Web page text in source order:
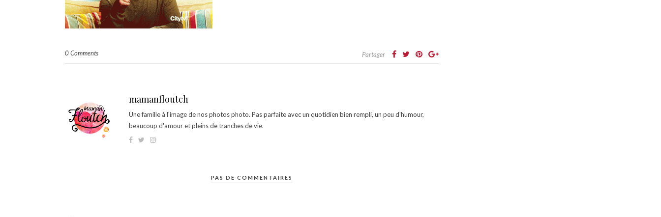
0 Comments Partager
mamanfloutch
Une famille à l'image de nos photos photo. Pas parfaite avec un quotidien bien rempli, un peu d'humour,
beaucoup d'amour et pleins de tranches de vie.
PAS DE COMMENTAIRES